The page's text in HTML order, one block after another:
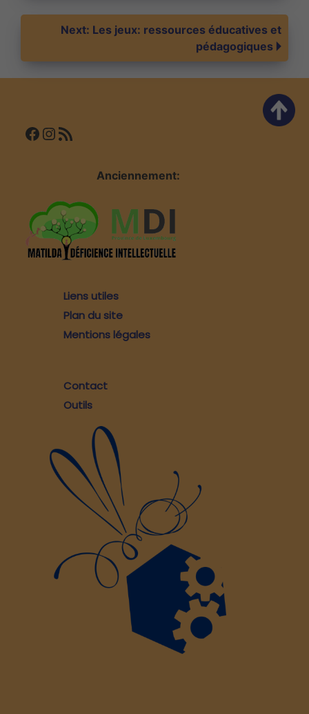
de
Next: Les jeux: ressources éducatives et
pédagogiques
Facebook InstagramFlux RSS
Anciennement:
Liens utiles
Plan du site
Mentions légales
Contact
Outils